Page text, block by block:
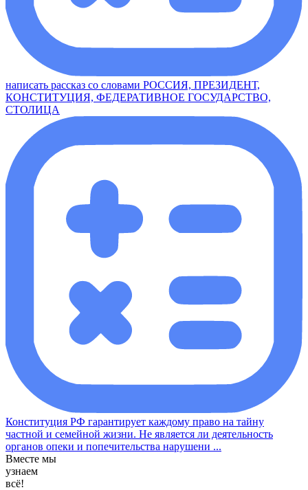
написать рассказ со словами РОССИЯ, ПРЕЗИДЕНТ,
КОНСТИТУЦИЯ, ФЕДЕРАТИВНОЕ ГОСУДАРСТВО,
СТОЛИЦА
Конституция РФ гарантирует каждому право на тайну
частной и семейной жизни. Не является ли деятельность
органов опеки и попечительства нарушени ...
Вместе мы
узнаем
всё!